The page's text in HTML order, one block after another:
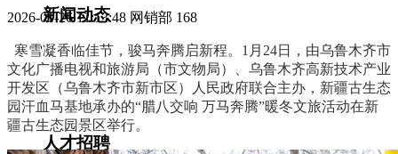
新闻动态
集团新闻 媒体报道
往来名人
人才招聘
人才招聘
2026-01-26 11:13:48 网销部 168
寒雪凝香临佳节，骏马奔腾启新程。1月24日，由乌鲁木齐市
文化广播电视和旅游局（市文物局）、乌鲁木齐高新技术产业
开发区（乌鲁木齐市新市区）人民政府联合主办，新疆古生态
园汗血马基地承办的“腊八交响 万马奔腾”暖冬文旅活动在新
疆古生态园景区举行。